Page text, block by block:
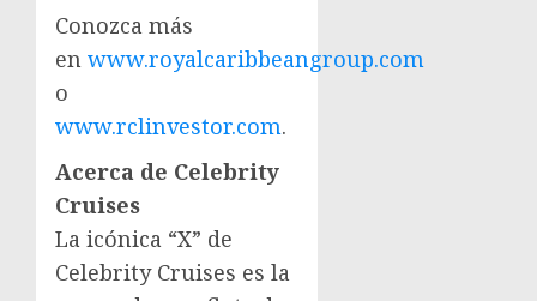
Conozca más
en www.royalcaribbeangroup.com
o
www.rclinvestor.com.
Acerca de Celebrity
Cruises
La icónica “X” de
Celebrity Cruises es la